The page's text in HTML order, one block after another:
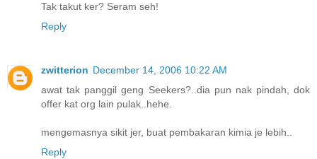
Tak takut ker? Seram seh!
Reply
zwitterion December 14, 2006 10:22 AM
awat tak panggil geng Seekers?..dia pun nak pindah, dok
offer kat org lain pulak..hehe.
mengemasnya sikit jer, buat pembakaran kimia je lebih..
Reply